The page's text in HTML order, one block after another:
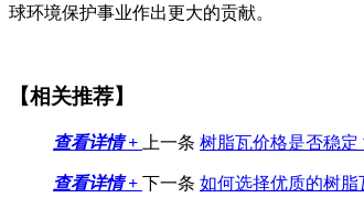
球环境保护事业作出更大的贡献。
【相关推荐】
查看详情 + 上一条 树脂瓦价格是否稳定
查看详情 + 下一条 如何选择优质的树脂